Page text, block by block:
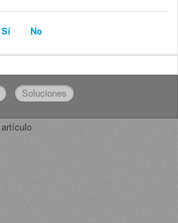
Sí No
Soluciones